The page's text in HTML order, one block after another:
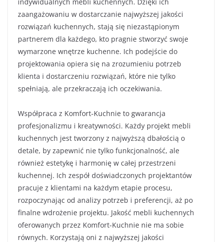
zaangażowaniu w dostarczanie najwyższej jakości
rozwiązań kuchennych, stają się niezastąpionym
partnerem dla każdego, kto pragnie stworzyć swoje
wymarzone wnętrze kuchenne. Ich podejście do
projektowania opiera się na zrozumieniu potrzeb
klienta i dostarczeniu rozwiązań, które nie tylko
spełniają, ale przekraczają ich oczekiwania.
Współpraca z Komfort-Kuchnie to gwarancja
profesjonalizmu i kreatywności. Każdy projekt mebli
kuchennych jest tworzony z najwyższą dbałością o
detale, by zapewnić nie tylko funkcjonalność, ale
również estetykę i harmonię w całej przestrzeni
kuchennej. Ich zespół doświadczonych projektantów
pracuje z klientami na każdym etapie procesu,
rozpoczynając od analizy potrzeb i preferencji, aż po
finalne wdrożenie projektu. Jakość mebli kuchennych
oferowanych przez Komfort-Kuchnie nie ma sobie
równych. Korzystają oni z najwyższej jakości